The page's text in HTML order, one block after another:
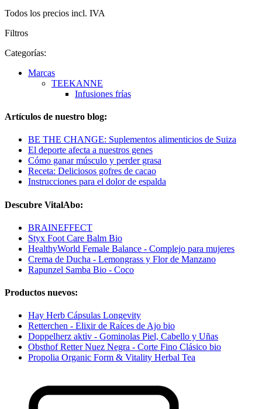
Todos los precios incl. IVA
Filtros
Categorías:
Marcas
TEEKANNE
Infusiones frías
Artículos de nuestro blog:
BE THE CHANGE: Suplementos alimenticios de Suiza
El deporte afecta a nuestros genes
Cómo ganar músculo y perder grasa
Receta: Deliciosos gofres de cacao
Instrucciones para el dolor de espalda
Descubre VitalAbo:
BRAINEFFECT
Styx Foot Care Balm Bio
HealthyWorld Female Balance - Complejo para mujeres
Crema de Ducha - Lemongrass y Flor de Manzano
Rapunzel Samba Bio - Coco
Productos nuevos:
Hay Herb Cápsulas Longevity
Retterchen - Elixir de Raíces de Ajo bio
Doppelherz aktiv - Gominolas Piel, Cabello y Uñas
Obsthof Retter Nuez Negra - Corte Fino Clásico bio
Propolia Organic Form & Vitality Herbal Tea